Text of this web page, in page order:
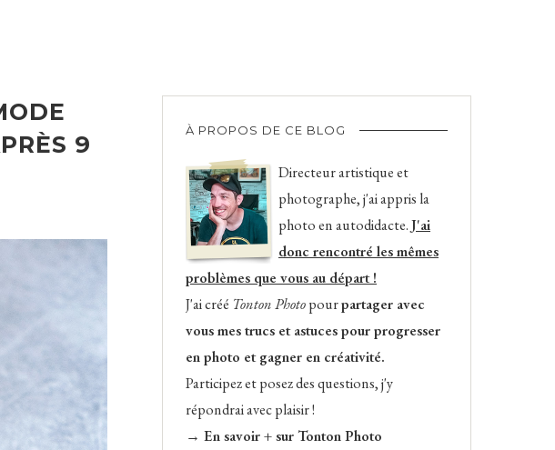
9
À PROPOS DE CE BLOG
Directeur artistique et
photographe, j'ai appris la
photo en autodidacte.J'ai
donc rencontré les mêmes
problèmes que vous au départ !
J'ai créé Tonton Photopourpartager avec
vous mes trucs et astuces pour progresser
en photo et gagner en créativité.
Participez et posez des questions, j'y
répondrai avec plaisir !
→ En savoir + sur Tonton Photo